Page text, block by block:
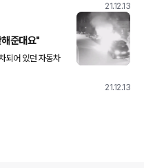
21.12.13
준대요"
만 해당 차량 보
다고 하며 억울
21.12.13